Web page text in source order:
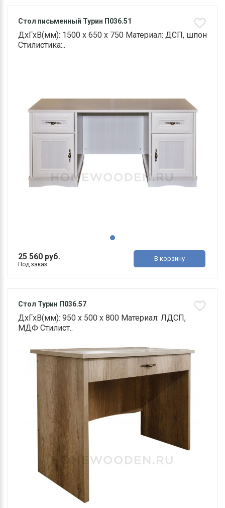
Стол письменный Турин П036.51
ДхГхВ(мм): 1500 х 650 х 750 Материал: ДСП, шпон
Стилистика:..
25 560 руб.
Под заказ
В корзину
Стол Турин П036.57
ДхГхВ(мм): 950 х 500 х 800 Материал: ЛДСП,
МДФ Стилист..